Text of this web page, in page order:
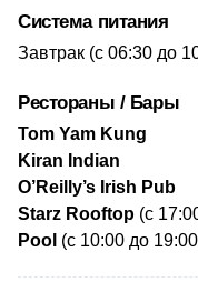
Система питания
​Завтрак (с 06:30 до
Рестораны / Бары
Tom Yam Kung
Kiran Indian
O’Reilly’s Irish Pub
Starz Rooftop (с
Pool (с 10:00 до